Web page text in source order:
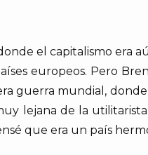
el capitalismo era
europeos. Pero
guerra mundial,
lejana de la
que era un país